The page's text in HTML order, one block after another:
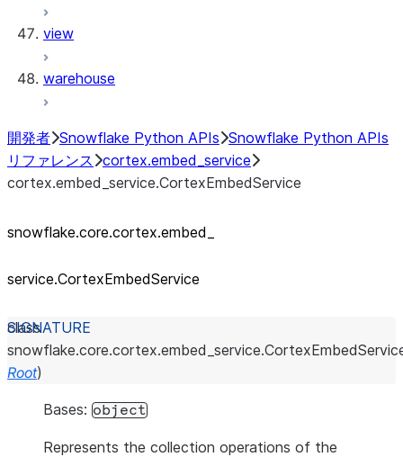
view
warehouse
開発者 Snowflake Python APIs Snowflake Python APIs
リファレンス cortex.embed_service
cortex.embed_service.CortexEmbedService
snowflake.core.cortex.embed_
service.CortexEmbedService
class
snowflake.core.cortex.embed_service.
Root)
Bases: object
Represents the collection operations of the